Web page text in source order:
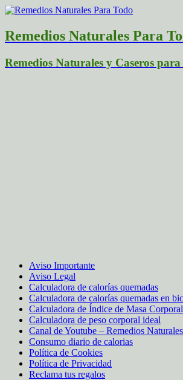
Remedios Naturales Para
Remedios Naturales y Caseros
Aviso Importante
Aviso Legal
Calculadora de calorías quemadas
Calculadora de calorías quemadas en
Calculadora de Índice de Masa
Calculadora de peso corporal ideal
Canal de Youtube – Remedios
Consumo diario de calorias
Política de Cookies
Política de Privacidad
Reclama tus regalos